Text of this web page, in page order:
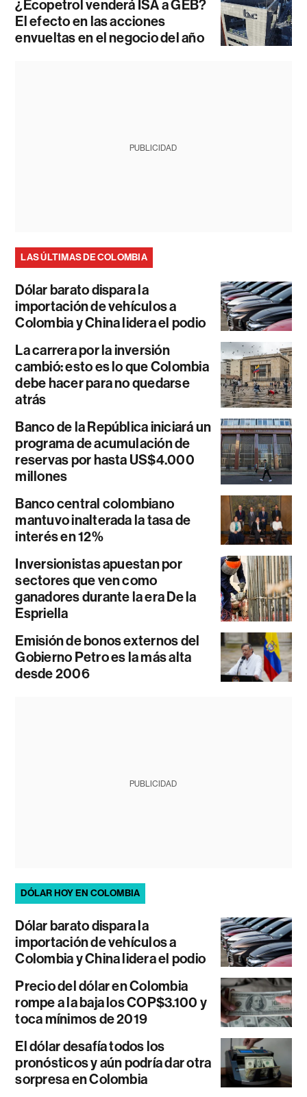
¿Ecopetrol venderá ISA a GEB?
El efecto en las acciones
envueltas en el negocio del año
PUBLICIDAD
LAS ÚLTIMAS DE COLOMBIA
Dólar barato dispara la
importación de vehículos a
Colombia y China lidera el podio
La carrera por la inversión
cambió: esto es lo que Colombia
debe hacer para no quedarse
atrás
Banco de la República iniciará un
programa de acumulación de
reservas por hasta US$4.000
millones
Banco central colombiano
mantuvo inalterada la tasa de
interés en 12%
Inversionistas apuestan por
sectores que ven como
ganadores durante la era De la
Espriella
Emisión de bonos externos del
Gobierno Petro es la más alta
desde 2006
PUBLICIDAD
DÓLAR HOY EN COLOMBIA
Dólar barato dispara la
importación de vehículos a
Colombia y China lidera el podio
Precio del dólar en Colombia
rompe a la baja los COP$3.100 y
toca mínimos de 2019
El dólar desafía todos los
pronósticos y aún podría dar otra
sorpresa en Colombia